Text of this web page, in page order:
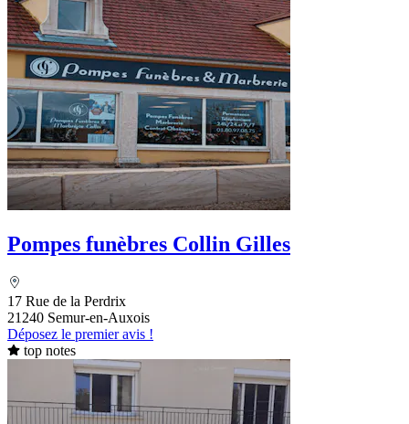
Pompes funèbres Collin Gilles
17 Rue de la Perdrix
21240 Semur-en-Auxois
Déposez le premier avis !
top notes